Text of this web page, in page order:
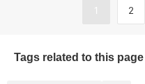
1 2
Tags related to this page